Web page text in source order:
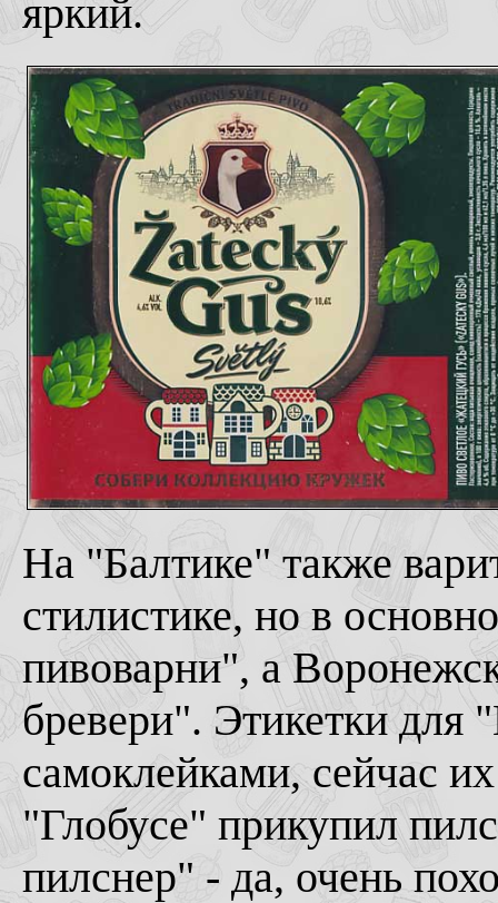
яркий.
На "Балтике" также
стилистике, но в
пивоварни", а
бревери". Этикетки для
самоклейками, сейчас
"Глобусе" прикупил
пилснер" - да, очень